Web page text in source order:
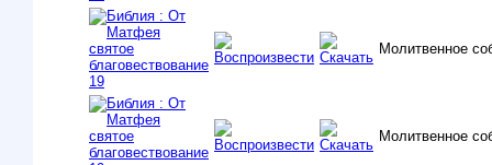
Молитвенное
Молитвенное